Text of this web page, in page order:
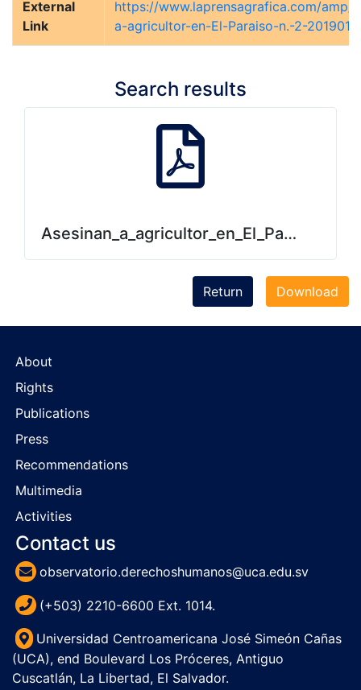
External
Link
https://www.laprensagrafica.com/amp/
a-agricultor-en-El-Paraiso-n.-2-
Search results
Download
Return
About
Rights
Publications
Press
Recommendations
Multimedia
Activities
Contact us
observatorio.derechoshumanos@uca.edu.sv
(+503) 2210-6600 Ext. 1014.
Universidad Centroamericana José Simeón Cañas
(UCA), end Boulevard Los Próceres, Antiguo
Cuscatlán, La Libertad, El Salvador.